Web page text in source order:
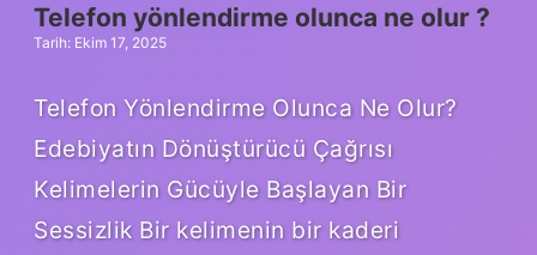
Telefon yönlendirme olunca ne olur ?
Tarih: Ekim 17, 2025
Telefon Yönlendirme Olunca Ne Olur?
Edebiyatın Dönüştürücü Çağrısı
Kelimelerin Gücüyle Başlayan Bir
Sessizlik Bir kelimenin bir kaderi